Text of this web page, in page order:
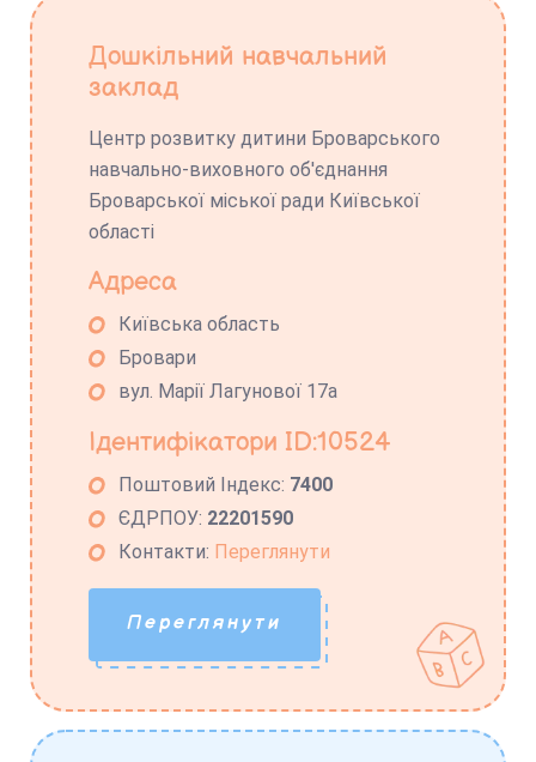
Дошкільний навчальний
заклад
Центр розвитку дитини Броварського
навчально-виховного об'єднання
Броварської міської ради Київської
області
Адреса
Київська область
Бровари
вул. Марії Лагунової 17а
Ідентифікатори ID:10524
Поштовий Індекс: 7400
ЄДРПОУ: 22201590
Контакти: Переглянути
Переглянути